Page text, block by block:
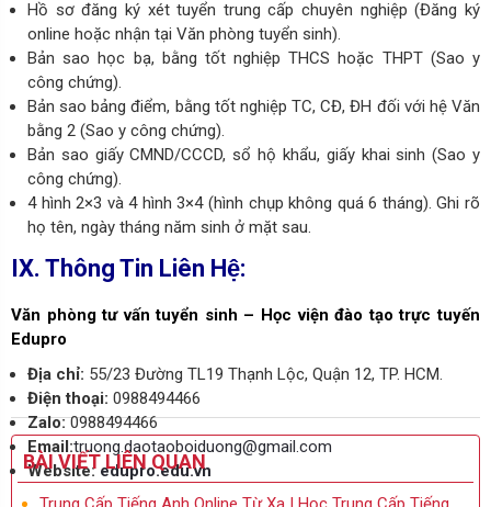
Hồ sơ đăng ký xét tuyển trung cấp chuyên nghiệp (Đăng ký
online hoặc nhận tại Văn phòng tuyển sinh).
Bản sao học bạ, bằng tốt nghiệp THCS hoặc THPT (Sao y
công chứng).
Bản sao bảng điểm, bằng tốt nghiệp TC, CĐ, ĐH đối với hệ Văn
bằng 2 (Sao y công chứng).
Bản sao giấy CMND/CCCD, sổ hộ khẩu, giấy khai sinh (Sao y
công chứng).
4 hình 2×3 và 4 hình 3×4 (hình chụp không quá 6 tháng). Ghi rõ
họ tên, ngày tháng năm sinh ở mặt sau.
IX. Thông Tin Liên Hệ:
Văn phòng tư vấn tuyển sinh – Học viện đào tạo trực tuyến
Edupro
Địa chỉ: 55/23 Đường TL19 Thạnh Lộc, Quận 12, TP. HCM.
Điện thoại: 0988494466
Zalo:0988494466
Email:truong.daotaoboiduong@gmail.com
Website: edupro.edu.vn
BÀI VIẾT LIÊN QUAN